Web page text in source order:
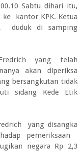
Sabtu dihari itu,
kantor KPK. Ketua
duduk di samping
yang telah
akan diperiksa
bersangkutan tidak
sidang Kede Etik
yang disangka
pemeriksaan
negara Rp 2,3